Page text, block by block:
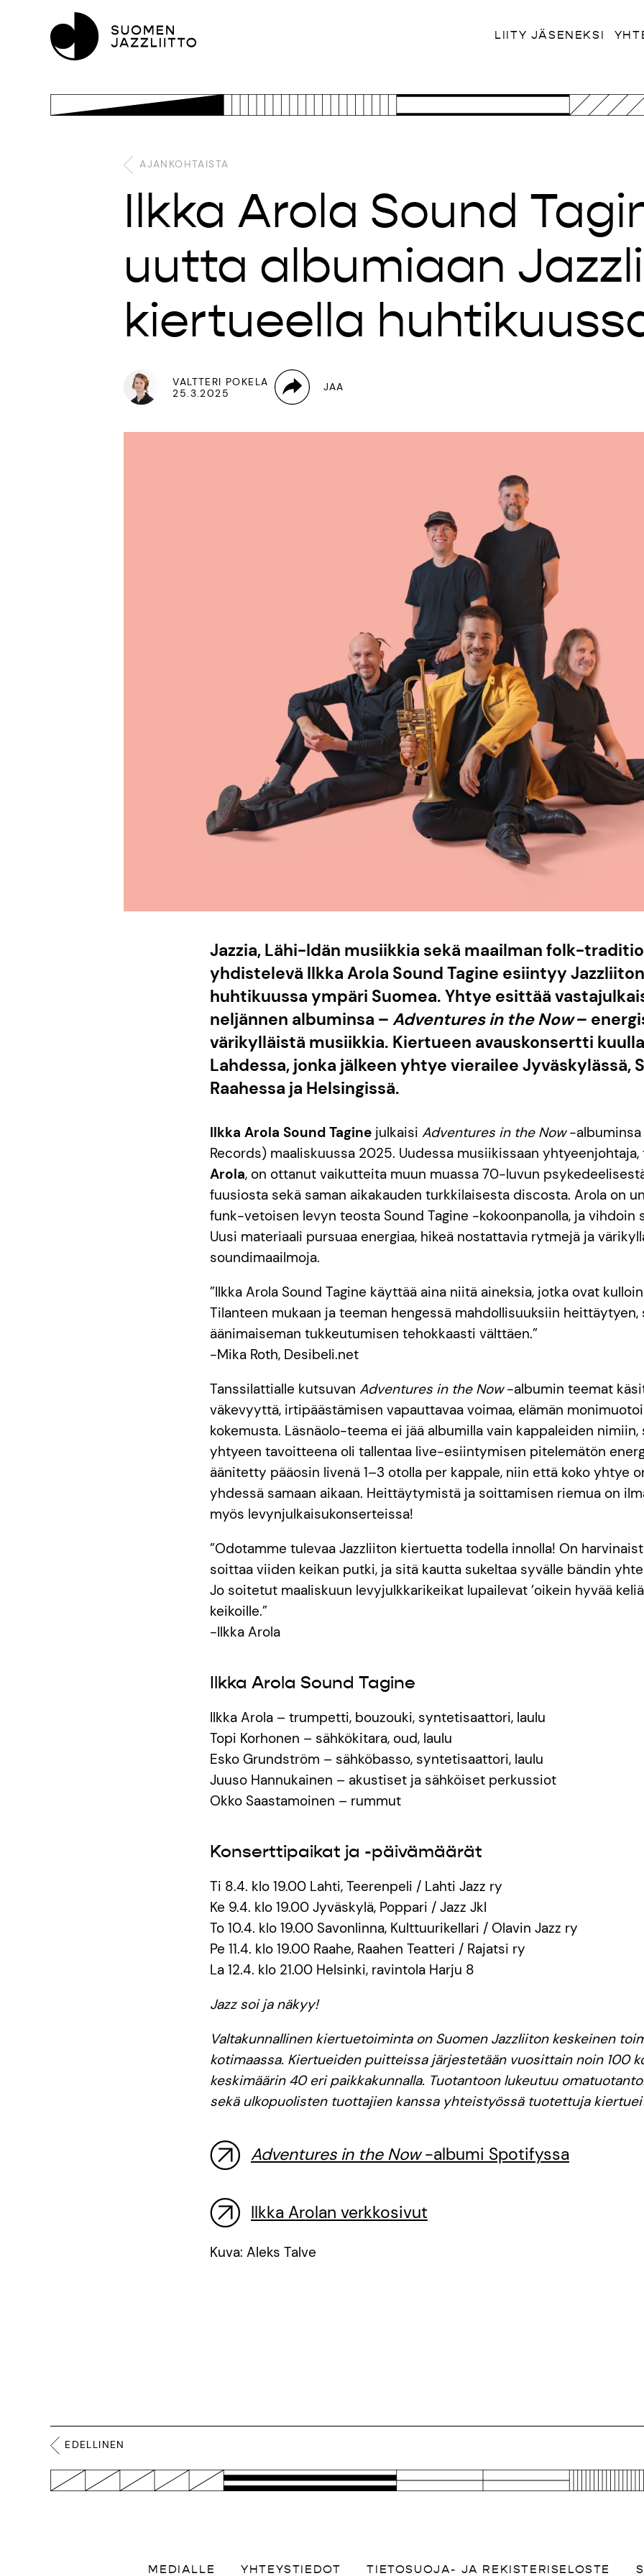
LIITY JÄSENEKSI
AJANKOHTAISTA
Ilkka Arola Sound
uutta albumiaan
kiertueella
VALTTERI POKELA
25.3.2025
Jazzia, Lähi-Idän musiikkia sekä maailman folk-
yhdistelevä Ilkka Arola Sound Tagine esiintyy
huhtikuussa ympäri Suomea. Yhtye esittää
neljännen albuminsa – Adventures in the Now–
värikylläistä musiikkia. Kiertueen avauskonsertti
Lahdessa, jonka jälkeen yhtye vierailee Jyväskylässä,
Raahessa ja Helsingissä.
Ilkka Arola Sound Tagine julkaisi Adventures in the Now-albuminsa
Records) maaliskuussa 2025. Uudessa musiikissaan
Arola, on ottanut vaikutteita muun muassa 70-luvun
fuusiosta sekä saman aikakauden turkkilaisesta discosta. Arola on
funk-vetoisen levyn teosta Sound Tagine -kokoonpanolla, ja vihdoin
Uusi materiaali pursuaa energiaa, hikeä nostattavia rytmejä ja
soundimaailmoja.
”Ilkka Arola Sound Tagine käyttää aina niitä aineksia, jotka ovat
Tilanteen mukaan ja teeman hengessä mahdollisuuksiin heittäytyen,
äänimaiseman tukkeutumisen tehokkaasti välttäen.”
-Mika Roth, Desibeli.net
Tanssilattialle kutsuvan Adventures in the Now-albumin teemat
väkevyyttä, irtipäästämisen vapauttavaa voimaa, elämän
kokemusta. Läsnäolo-teema ei jää albumilla vain kappaleiden
yhtyeen tavoitteena oli tallentaa live-esiintymisen pitelemätön
äänitetty pääosin livenä 1–3 otolla per kappale, niin että koko yhtye
yhdessä samaan aikaan. Heittäytymistä ja soittamisen riemua on
myös levynjulkaisukonserteissa!
”Odotamme tulevaa Jazzliiton kiertuetta todella innolla! On
soittaa viiden keikan putki, ja sitä kautta sukeltaa syvälle bändin
Jo soitetut maaliskuun levyjulkkarikeikat lupailevat ’oikein hyvää
keikoille.”
-Ilkka Arola
Ilkka Arola Sound Tagine
Ilkka Arola – trumpetti, bouzouki, syntetisaattori, laulu
Topi Korhonen – sähkökitara, oud, laulu
Esko Grundström – sähköbasso, syntetisaattori, laulu
Juuso Hannukainen – akustiset ja sähköiset perkussiot
Okko Saastamoinen – rummut
Konserttipaikat ja -päivämäärät
Ti 8.4. klo 19.00 Lahti, Teerenpeli / Lahti Jazz ry
Ke 9.4. klo 19.00 Jyväskylä, Poppari / Jazz Jkl
To 10.4. klo 19.00 Savonlinna, Kulttuurikellari / Olavin Jazz ry
Pe 11.4. klo 19.00 Raahe, Raahen Teatteri / Rajatsi ry
La 12.4. klo 21.00 Helsinki, ravintola Harju 8
Jazz soi ja näkyy!
Valtakunnallinen kiertuetoiminta on Suomen Jazzliiton keskeinen
kotimaassa. Kiertueiden puitteissa järjestetään vuosittain noin 100
keskimäärin 40 eri paikkakunnalla. Tuotantoon lukeutuu
sekä ulkopuolisten tuottajien kanssa yhteistyössä tuotettuja
Adventures in the Now-albumi Spotifyssa
Ilkka Arolan verkkosivut
Kuva: Aleks Talve
EDELLINEN
MEDIALLE YHTEYSTIEDOT TIETOSUOJA- JA REKISTERISELOSTE